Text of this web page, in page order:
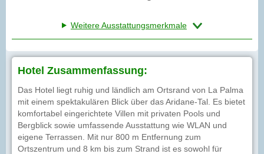
Weitere Ausstattungsmerkmale
Hotel Zusammenfassung:
Das Hotel liegt ruhig und ländlich am Ortsrand von La Palma
mit einem spektakulären Blick über das Aridane-Tal. Es bietet
komfortabel eingerichtete Villen mit privaten Pools und
Bergblick sowie umfassende Ausstattung wie WLAN und
eigene Terrassen. Mit nur 800 m Entfernung zum
Ortszentrum und 8 km bis zum Strand ist es sowohl für